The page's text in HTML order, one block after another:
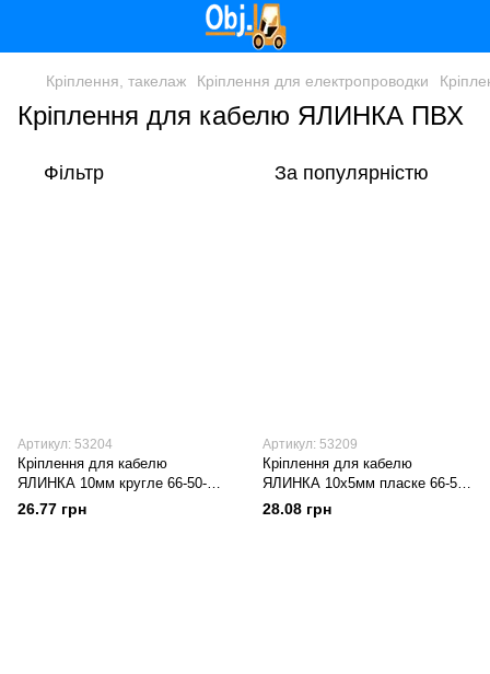
Кріплення, такелаж Кріплення для електропроводки
Кріплення для кабелю ЯЛИНКА ПВХ
Фільтр За популярністю
Артикул: 53204
Кріплення для кабелю
ЯЛИНКА 10мм кругле 66-50-14
100шт/уп (уп.)
26.77 грн
Артикул: 53209
Кріплення для кабелю
ЯЛИНКА 10х5мм пласке 66-52-
12 100шт/уп (уп.)
28.08 грн